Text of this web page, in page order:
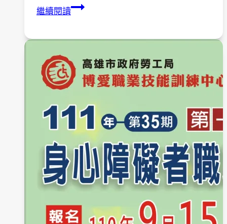
繼續閱讀108
連
家、
心
家
屬
教
育
團
第